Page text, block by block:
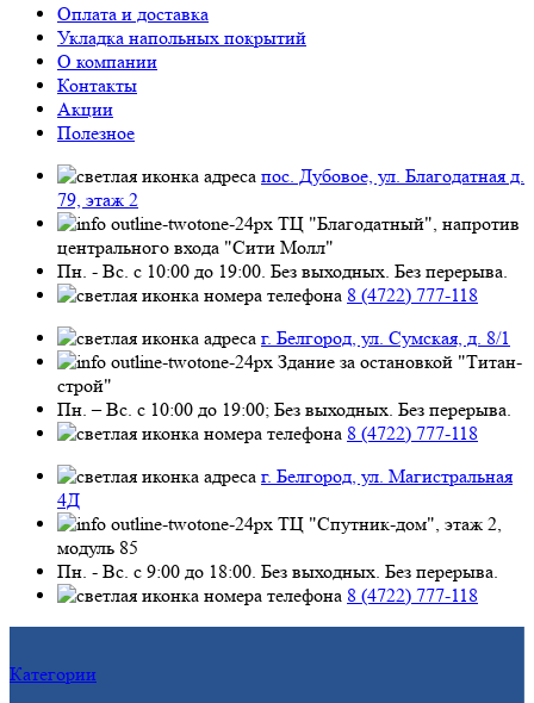
Оплата и доставка
Укладка напольных покрытий
О компании
Контакты
Акции
Полезное
пос. Дубовое, ул. Благодатная д.
79, этаж 2
ТЦ "Благодатный", напротив
центрального входа "Сити Молл"
Пн. - Вс. с 10:00 до 19:00. Без выходных. Без перерыва.
8 (4722) 777-118
г. Белгород, ул. Сумская, д. 8/1
Здание за остановкой "Титан-
строй"
Пн. – Вс. с 10:00 до 19:00; Без выходных. Без перерыва.
8 (4722) 777-118
г. Белгород, ул. Магистральная
4Д
ТЦ "Спутник-дом", этаж 2,
модуль 85
Пн. - Вс. с 9:00 до 18:00. Без выходных. Без перерыва.
8 (4722) 777-118
Категории